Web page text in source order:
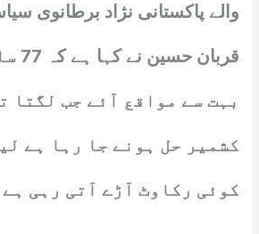
والے پاکستانی نژاد برطانوی
بہت سے مواقع آئے جب لگتا
کشمیر حل ہونے جا رہا ہے
کوئی رکاوٹ آڑے آتی رہی